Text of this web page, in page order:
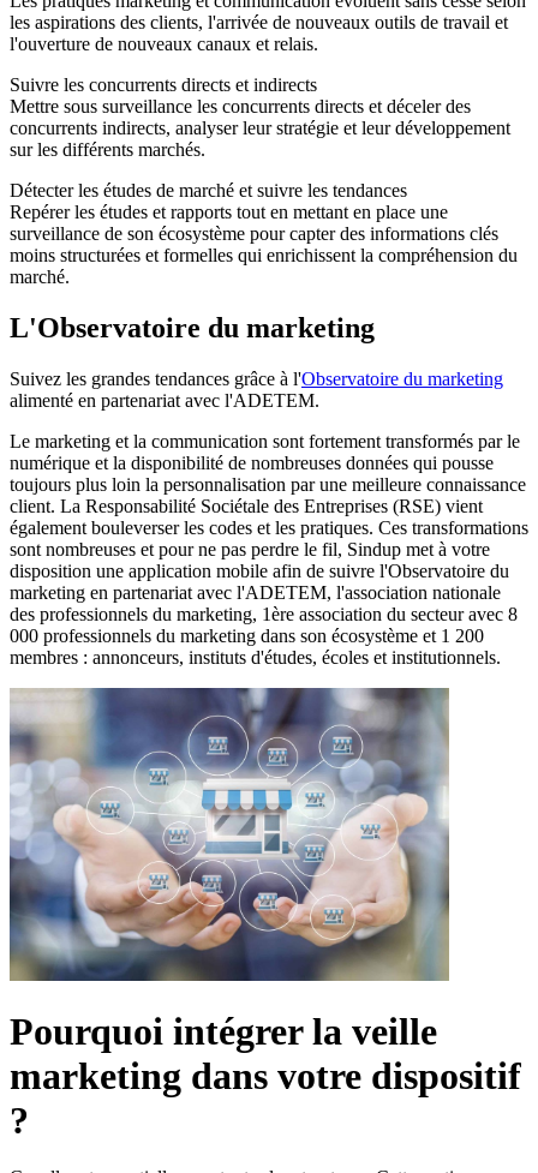
les aspirations des clients, l'arrivée de nouveaux outils de travail et
l'ouverture de nouveaux canaux et relais.
Suivre les concurrents directs et indirects
Mettre sous surveillance les concurrents directs et déceler des
concurrents indirects, analyser leur stratégie et leur développement
sur les différents marchés.
Détecter les études de marché et suivre les tendances
Repérer les études et rapports tout en mettant en place une
surveillance de son écosystème pour capter des informations clés
moins structurées et formelles qui enrichissent la compréhension du
marché.
L'Observatoire du marketing
Suivez les grandes tendances grâce à l'Observatoire du marketing
alimenté en partenariat avec l'ADETEM.
Le marketing et la communication sont fortement transformés par le
numérique et la disponibilité de nombreuses données qui pousse
toujours plus loin la personnalisation par une meilleure connaissance
client. La Responsabilité Sociétale des Entreprises (RSE) vient
également bouleverser les codes et les pratiques. Ces transformations
sont nombreuses et pour ne pas perdre le fil, Sindup met à votre
disposition une application mobile afin de suivre l'Observatoire du
marketing en partenariat avec l'ADETEM, l'association nationale
des professionnels du marketing, 1ère association du secteur avec 8
000 professionnels du marketing dans son écosystème et 1 200
membres : annonceurs, instituts d'études, écoles et institutionnels.
Pourquoi intégrer la veille
marketing dans votre dispositif
?